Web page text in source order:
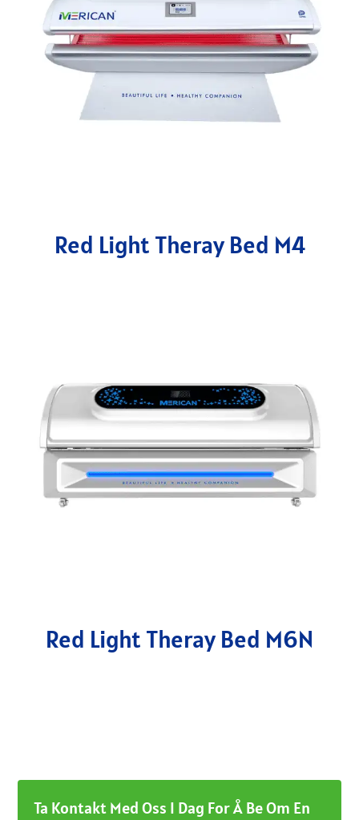
Red Light Theray Bed M4
Red Light Theray Bed M6N
Ta Kontakt Med Oss ​​i Dag For Å Be Om En